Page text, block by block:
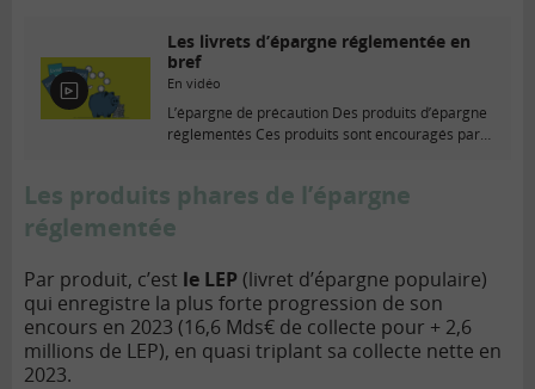
E
n
é
o
Les livrets d’épargne réglementée en
bref
En vidéo
L’épargne de précaution Des produits d’épargne
réglementés Ces produits sont encouragés par
Les produits phares de l’épargne
réglementée
Par produit, c’est le LEP (livret d’épargne populaire)
qui enregistre la plus forte progression de son
encours en 2023 (16,6 Mds€ de collecte pour + 2,6
millions de LEP), en quasi triplant sa collecte nette en
2023.